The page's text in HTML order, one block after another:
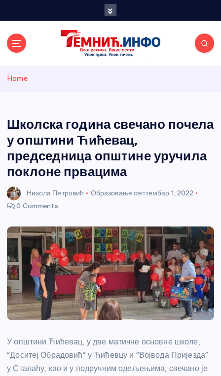
и портал
Home
Школска година свечано почела
у општини Ћићевац,
председница општине уручила
поклоне првацима
Никола Петровић Образовање септембар 1, 2022
0 Comments
У општини Ћићевац, у две матичне основне школе,
“Доситеј Обрадовић” у Ћићевцу и “Војвода Пријезда”
у Сталаћу, као и у подручним одељењима, свечано је